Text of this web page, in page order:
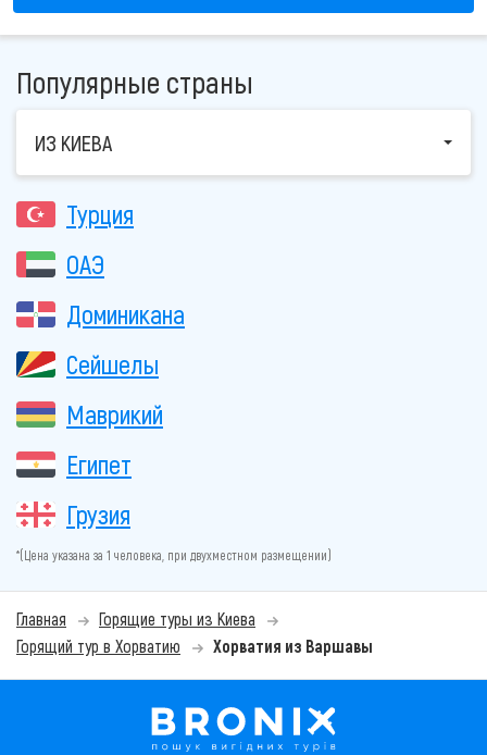
Популярные страны
ИЗ КИЕВА
Турция
ОАЭ
Доминикана
Сейшелы
Маврикий
Египет
Грузия
*(Цена указана за 1 человека, при двухместном размещении)
Главная
Горящие туры из Киева
Горящий тур в Хорватию
Хорватия из Варшавы